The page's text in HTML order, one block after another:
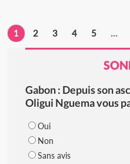
1 2 3 4 5 ...
Gabon : Depuis son
Oligui Nguema vous
Oui
Non
Sans avis